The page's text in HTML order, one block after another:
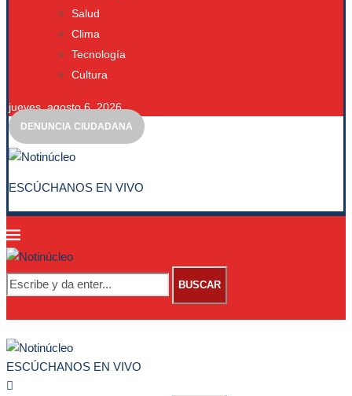
Salud
Clima
Tecnología
Cultura
jueves, agosto 6, 2026
DENUNCIA CIUDADANA
ESCÚCHANOS EN VIVO
BUSCAR
ESCÚCHANOS EN VIVO